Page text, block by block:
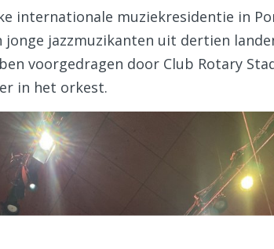
internationale muziekresidentie in
jazzmuzikanten uit dertien
voorgedragen door Club Rotary
in het orkest.